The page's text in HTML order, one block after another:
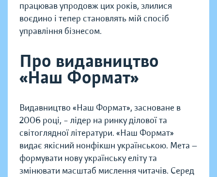
працював упродовж цих років, злилися
воєдино і тепер становлять мій спосіб
управління бізнесом.
Про видавництво
«Наш Формат»
Видавництво «Наш Формат», засноване в
2006 році, – лідер на ринку ділової та
світоглядної літератури. «Наш Формат»
видає якісний нонфікшн українською. Мета —
формувати нову українську еліту та
змінювати масштаб мислення читачів. Серед